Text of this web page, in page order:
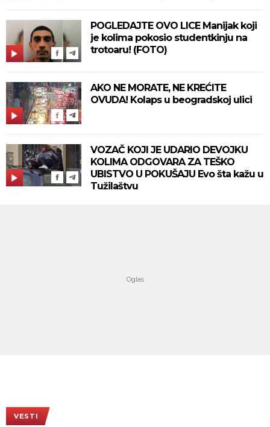
POGLEDAJTE OVO LICE Manijak koji
je kolima pokosio studentkinju na
trotoaru! (FOTO)
AKO NE MORATE, NE KREĆITE
OVUDA! Kolaps u beogradskoj ulici
VOZAČ KOJI JE UDARIO DEVOJKU
KOLIMA ODGOVARA ZA TEŠKO
UBISTVO U POKUŠAJU Evo šta kažu u
Tužilaštvu
VESTI